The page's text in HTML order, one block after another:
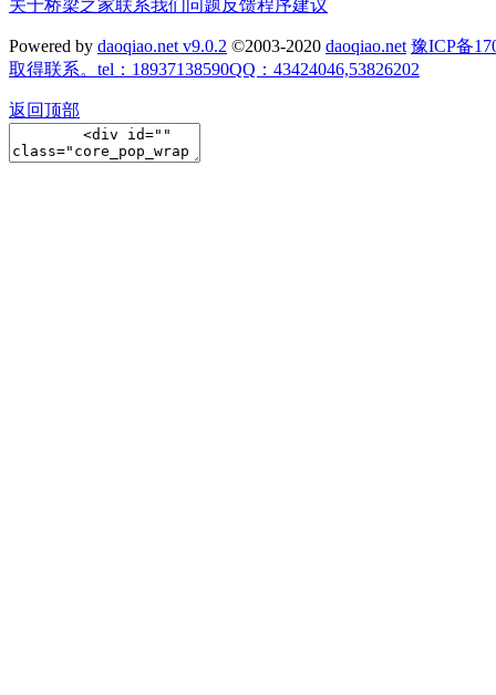
关于桥梁之家联系我们 问题反馈程序建议
Powered by daoqiao.net v9.0.2 ©2003-2020 daoqiao.net 豫ICP备
取得联系。tel：18937138590QQ：43424046,53826202
返回顶部